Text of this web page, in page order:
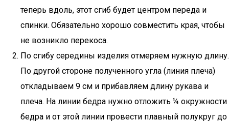
теперь вдоль, этот сгиб будет центром переда и
спинки. Обязательно хорошо совместить края, чтобы
не возникло перекоса.
По сгибу середины изделия отмеряем нужную длину.
По другой стороне полученного угла (линия плеча)
откладываем 9 см и прибавляем длину рукава и
плеча. На линии бедра нужно отложить ¼ окружности
бедра и от этой линии провести плавный полукруг до